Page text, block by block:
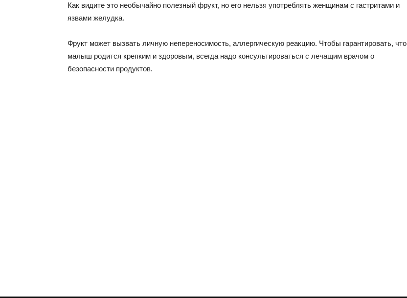
Как видите это необычайно полезный фрукт, но его нельзя употреблять женщинам с гастритами и
язвами желудка.
Фрукт может вызвать личную непереносимость, аллергическую реакцию. Чтобы гарантировать, что
малыш родится крепким и здоровым, всегда надо консультироваться с лечащим врачом о
безопасности продуктов.